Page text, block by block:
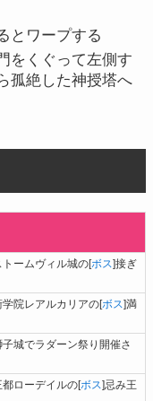
とワープする
をくぐって左側す
孤絶した神授塔へ
トームヴィル城の[ボス]接ぎ
学院レアルカリアの[ボス]満
子城でラダーン祭り開催さ
都ローデイルの[ボス]忌み王